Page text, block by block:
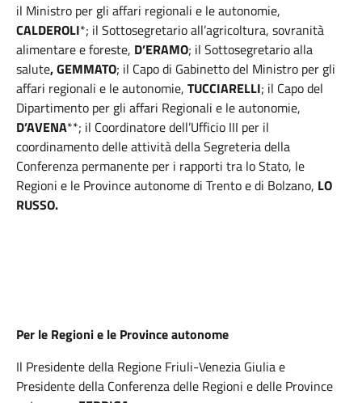
il Ministro per gli affari regionali e le autonomie,
CALDEROLI*; il Sottosegretario all’agricoltura, sovranità
alimentare e foreste, D’ERAMO; il Sottosegretario alla
salute, GEMMATO; il Capo di Gabinetto del Ministro per gli
affari regionali e le autonomie, TUCCIARELLI; il Capo del
Dipartimento per gli affari Regionali e le autonomie,
D’AVENA**; il Coordinatore dell’Ufficio III per il
coordinamento delle attività della Segreteria della
Conferenza permanente per i rapporti tra lo Stato, le
Regioni e le Province autonome di Trento e di Bolzano, LO
RUSSO.
Per le Regioni e le Province autonome
Il Presidente della Regione Friuli-Venezia Giulia e
Presidente della Conferenza delle Regioni e delle Province